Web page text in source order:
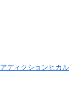
アディクションヒカル